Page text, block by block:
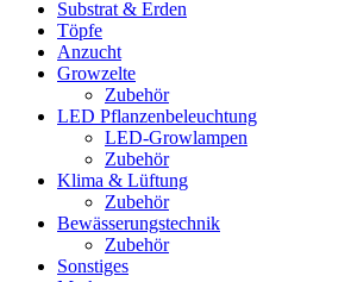
Substrat & Erden
Töpfe
Anzucht
Growzelte
Zubehör
LED Pflanzenbeleuchtung
LED-Growlampen
Zubehör
Klima & Lüftung
Zubehör
Bewässerungstechnik
Zubehör
Sonstiges